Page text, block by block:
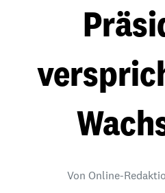
Von Online-